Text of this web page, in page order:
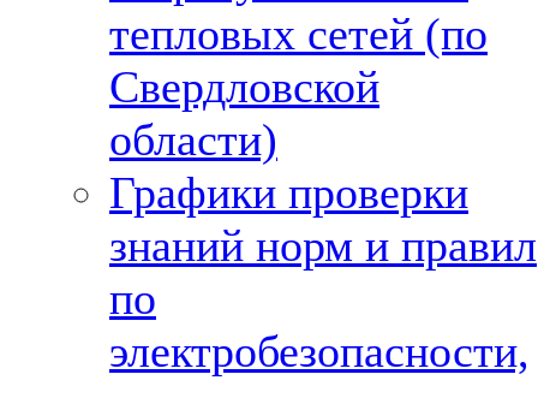
тепловых сетей (по
Свердловской
области)
Графики проверки
знаний норм и правил
по
электробезопасности,